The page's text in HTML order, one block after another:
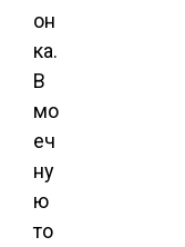
он
ка.
В
мо
еч
ну
ю
то